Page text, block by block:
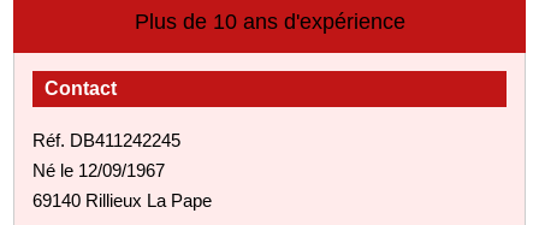
Plus de 10 ans d'expérience
Contact
Réf. DB411242245
Né le 12/09/1967
69140 Rillieux La Pape